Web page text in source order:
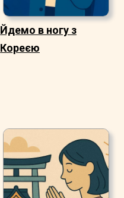
Йдемо в ногу з
Кореєю